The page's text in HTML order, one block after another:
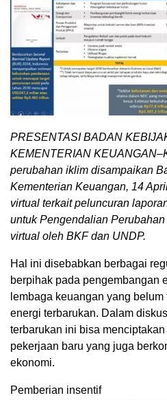
PRESENTASI BADAN
KEMENTERIAN
perubahan iklim disampaikan
Kementerian Keuangan, 14
virtual terkait peluncuran
untuk Pengendalian
virtual oleh BKF dan UNDP.
Hal ini disebabkan berbagai
berpihak pada pengembangan
lembaga keuangan yang
energi terbarukan. Dalam
terbarukan ini bisa
pekerjaan baru yang juga
ekonomi.
Pemberian insentif